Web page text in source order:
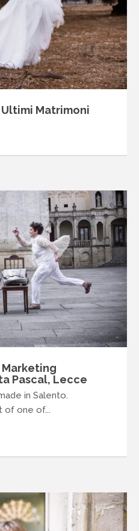
Matrimoni
Pascal, Lecce
in Salento.
of one of...